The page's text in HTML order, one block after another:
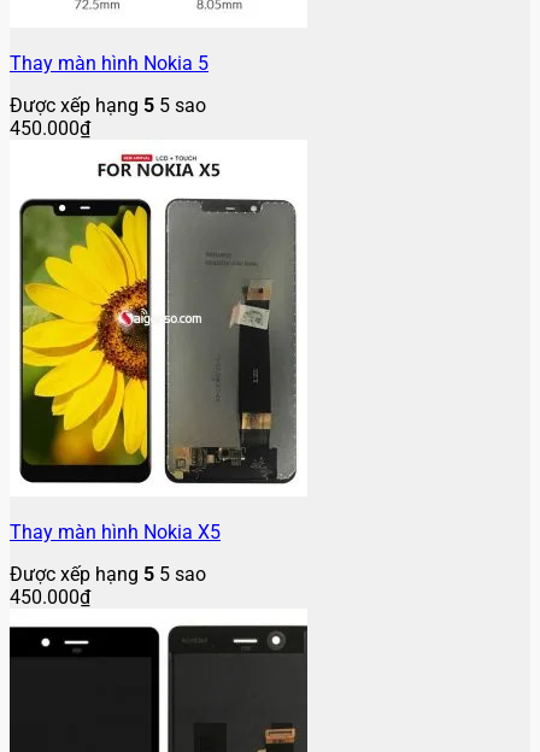
Thay màn hình Nokia 5
Được xếp hạng 5 5 sao
450.000₫
Thay màn hình Nokia X5
Được xếp hạng 5 5 sao
450.000₫